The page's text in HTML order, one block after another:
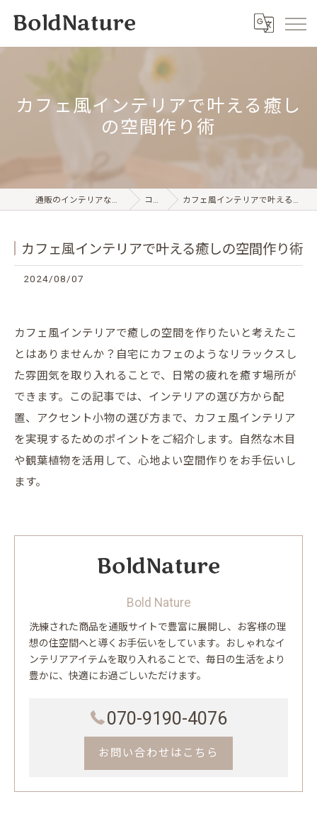
カフェ風インテリアで叶える癒し
の空間作り術
通販のインテリアならBold Nature コラム カフェ風インテリアで叶える癒しの空間作り術
カフェ風インテリアで叶える癒しの空間作り術
2024/08/07
カフェ風インテリアで癒しの空間を作りたいと考えたこ
とはありませんか？自宅にカフェのようなリラックスし
た雰囲気を取り入れることで、日常の疲れを癒す場所が
できます。この記事では、インテリアの選び方から配
置、アクセント小物の選び方まで、カフェ風インテリア
を実現するためのポイントをご紹介します。自然な木目
や観葉植物を活用して、心地よい空間作りをお手伝いし
ます。
Bold Nature
洗練された商品を通販サイトで豊富に展開し、お客様の理
想の住空間へと導くお手伝いをしています。おしゃれなイ
ンテリアアイテムを取り入れることで、毎日の生活をより
豊かに、快適にお過ごしいただけます。
070-9190-4076
お問い合わせはこちら